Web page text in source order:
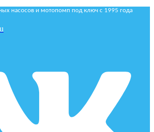
насосов и мотопомп под ключ с 1995 года